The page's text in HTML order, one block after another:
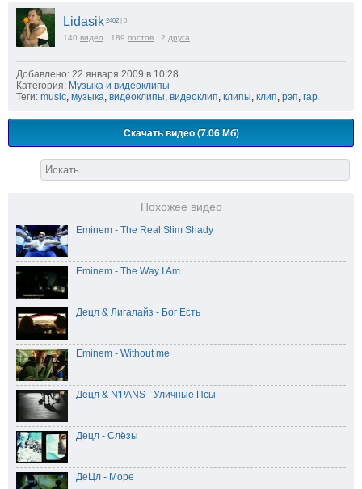
Lidasik 2402 | 0
140 видео 189 постов 2 друга
Добавлено: 22 января 2009 в 10:28
Категория: Музыка и видеоклипы
Теги: music, музыка, видеоклипы, видеоклип, клипы, клип, рэп, rap
Скачать видео (7.06 Мб)
Похожее видео
Eminem - The Real Slim Shady
Eminem - The Way I Am
Децл & Лигалайз - Бог Есть
Eminem - Without me
Децл & N'PANS - Уличные Псы
Децл - Слёзы
ДеЦл - Море